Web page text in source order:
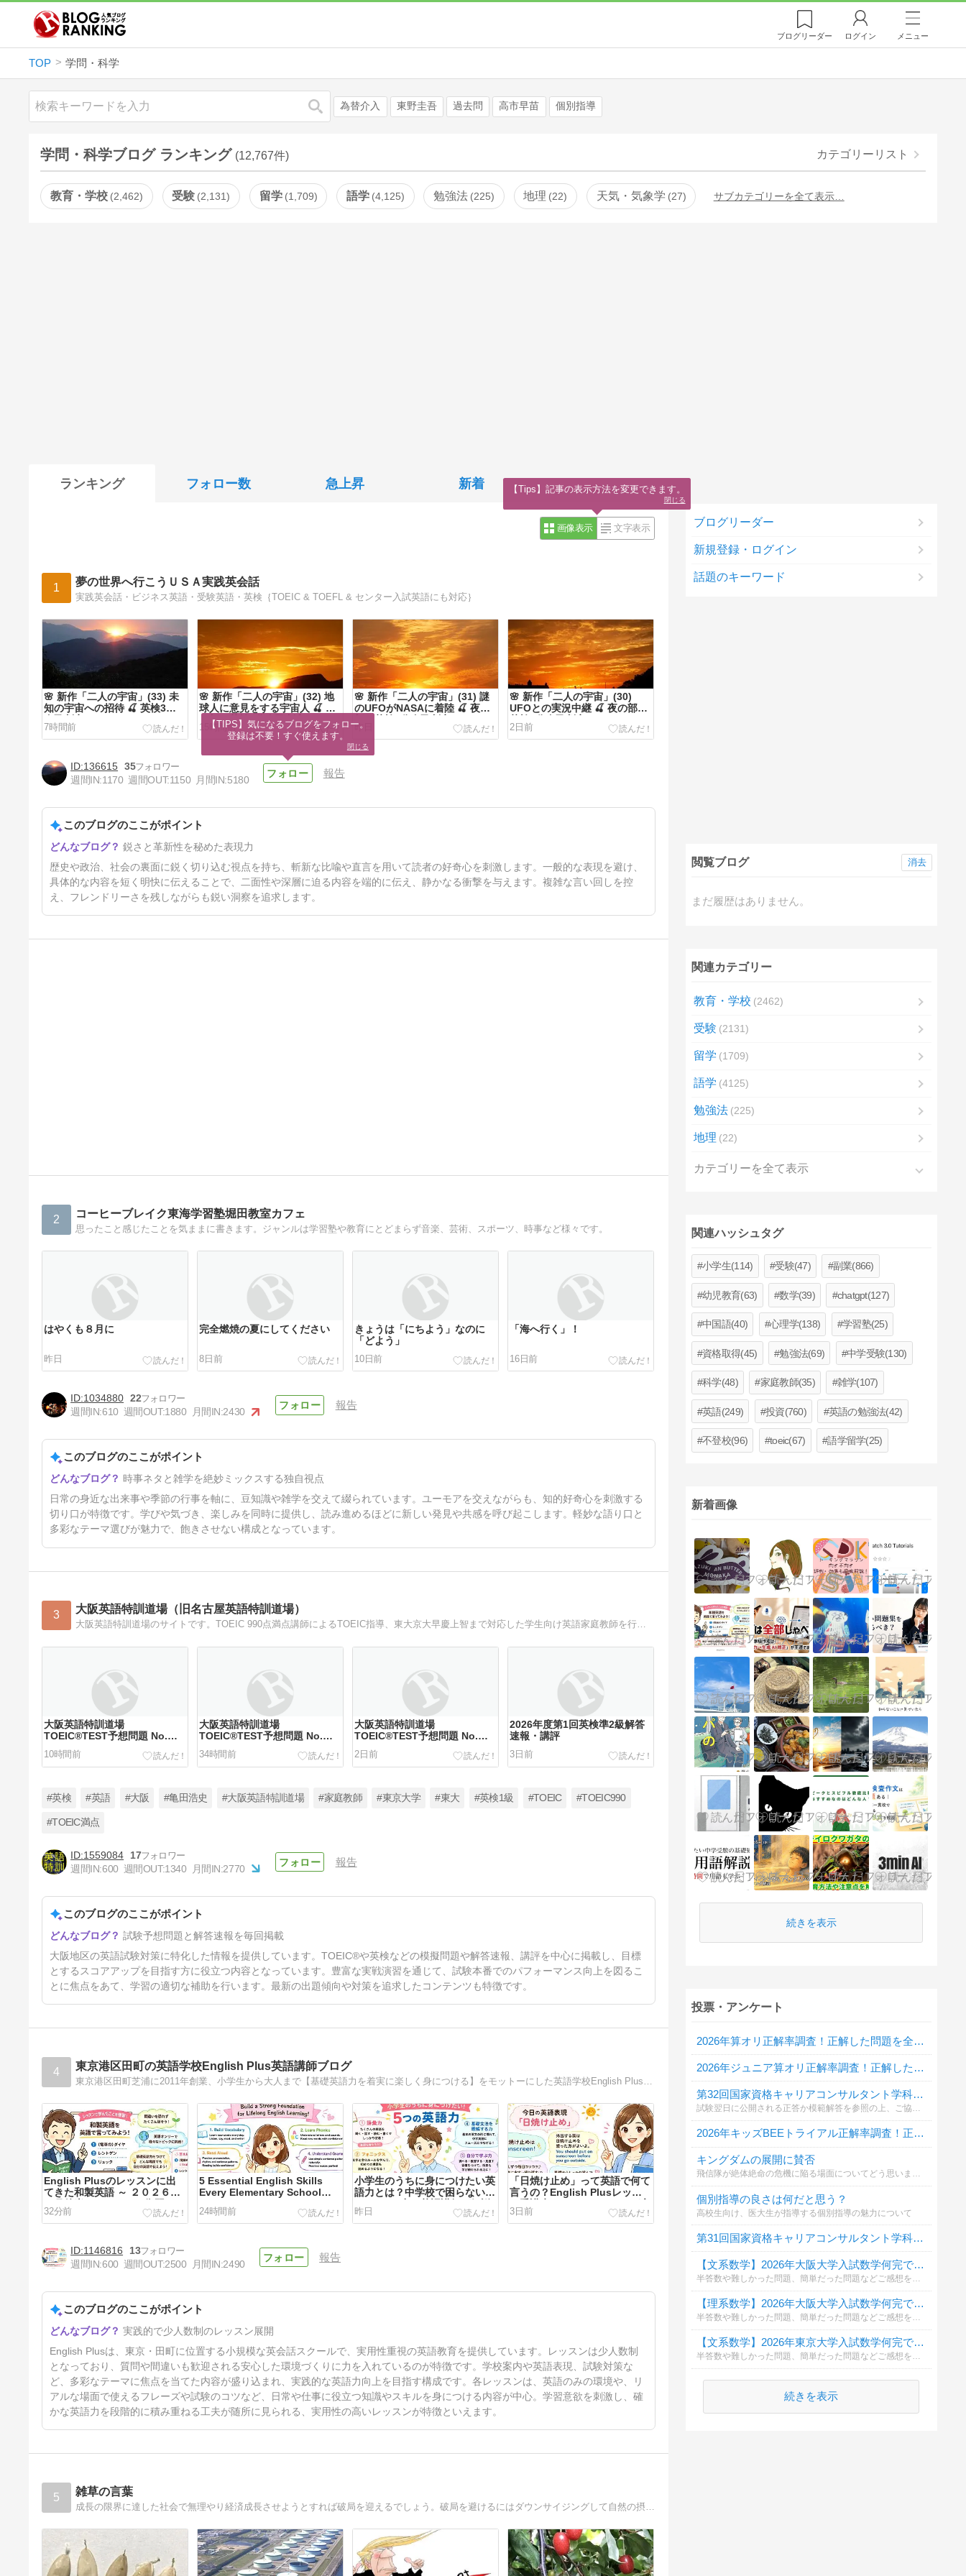
ブログリーダー ログイン メニュー
TOP 学問・科学
検索 為替介入 東野圭吾 過去問 高市早苗 個別指導
学問・科学ブログ ランキング (12,767件) カテゴリーリスト
教育・学校 2,462 受験 2,131 留学 1,709 語学 4,125 勉強法 225 地理 22 天気・気象学 27 サブカテゴリーを全て表示…
ランキング フォロー数 急上昇 新着
画像表示 文字表示
1 夢の世界へ行こうＵＳＡ実践英会話
実践英会話・ビジネス英語・受験英語・英検｛TOEIC & TOEFL & センター入試英語にも対応｝
🌸 新作「二人の宇宙」(33) 未
知の宇宙への招待 🍒 英検3分
自己判定
7時間前
🌸 新作「二人の宇宙」(32) 地
球人に意見をする宇宙人 🍒 夜
の部・英検3分自己判定
15時間前
🌸 新作「二人の宇宙」(31) 謎
のUFOがNASAに着陸 🍒 夜の
昨日
🌸 新作「二人の宇宙」(30)
UFOとの実況中継 🍒 夜の部・
英検3分自己判定
2日前
🌸 新作「二人の宇宙」(29) 地
球が大パニック 🍒 夜の部・英
3日前
136615 35
週間IN:1170 週間OUT:1150 月間IN:5180
報告
このブログのここがポイント
鋭さと革新性を秘めた表現力
歴史や政治、社会の裏面に鋭く切り込む視点を持ち、斬新な比喩や直言を用いて読者の好奇心を刺激します。一般的な表現を避け、
具体的な内容を短く明快に伝えることで、二面性や深層に迫る内容を端的に伝え、静かなる衝撃を与えます。複雑な言い回しを控
え、フレンドリーさを残しながらも鋭い洞察を追求します。
2 コーヒーブレイク東海学習塾堀田教室カフェ
思ったこと感じたことを気ままに書きます。ジャンルは学習塾や教育にとどまらず音楽、芸術、スポーツ、時事など様々です。
はやくも８月に
昨日
完全燃焼の夏にしてください
8日前
きょうは「にちよう」なのに
「どよう」
10日前
「海へ行く」！
16日前
さあ、夏休みだ！
18日前
1034880 22
週間IN:610 週間OUT:1880 月間IN:2430
報告
このブログのここがポイント
時事ネタと雑学を絶妙ミックスする独自視点
日常の身近な出来事や季節の行事を軸に、豆知識や雑学を交えて綴られています。ユーモアを交えながらも、知的好奇心を刺激する
切り口が特徴です。学びや気づき、楽しみを同時に提供し、読み進めるほどに新しい発見や共感を呼び起こします。軽妙な語り口と
多彩なテーマ選びが魅力で、飽きさせない構成となっています。
3 大阪英語特訓道場（旧名古屋英語特訓道場）
大阪英語特訓道場
TOEIC®TEST予想問題 No.
710
10時間前
大阪英語特訓道場
TOEIC®TEST予想問題 No.
709
34時間前
大阪英語特訓道場
TOEIC®TEST予想問題 No.
708
2日前
2026年度第1回英検準2級解答
速報・講評
3日前
大阪英語特訓道場
TOEIC®TEST予想問題 No.
#英検 #英語 #大阪 #亀田浩史 #大阪英語特訓道場 #家庭教師 #東京大学 #東大 #英検1級 #TOEIC #TOEIC990
#TOEIC満点
1559084
17
週間IN:600 週間OUT:1340 月間IN:2770
報告
このブログのここがポイント
試験予想問題と解答速報を毎回掲載
大阪地区の英語試験対策に特化した情報を提供しています。TOEIC®や英検などの模擬問題や解答速報、講評を中心に掲載し、目標
とするスコアアップを目指す方に役立つ内容となっています。豊富な実戦演習を通じて、試験本番でのパフォーマンス向上を図るこ
とに焦点をあて、学習の適切な補助を行います。最新の出題傾向や対策を追求したコンテンツも特徴です。
4 東京港区田町の英語学校English Plus英語講師ブログ
English Plusのレッスンに出
てきた和製英語 ～ ２０２６年
７月後半のレッスンの復習
32分前
5 Essential English Skills
Every Elementary School
Student Should Build
24時間前
小学生のうちに身につけたい英
語力とは？中学校で困らないた
めの5つの力を英語講師が解説
昨日
「日焼け止め」って英語で何て
言うの？English Plusレッス
ン受講生のレッスンでこれが言
いたかった「日焼け止め」の英
語表現 ２０２６年８月１週の
3日前
【2026年】English Plus 夏季
休業のお知らせ（田町・港区の
4日前
1146816
13
週間IN:600 週間OUT:2500 月間IN:2490
報告
このブログのここがポイント
実践的で少人数制のレッスン展開
English Plusは、東京・田町に位置する小規模な英会話スクールで、実用性重視の英語教育を提供しています。レッスンは少人数制
となっており、質問や間違いも歓迎される安心した環境づくりに力を入れているのが特徴です。学校案内や英語表現、試験対策な
ど、多彩なテーマに焦点を当てた内容が盛り込まれ、実践的な英語力向上を目指す構成です。各レッスンは、英語のみの環境や、リ
アルな場面で使えるフレーズや試験のコツなど、日常や仕事に役立つ知識やスキルを身につける内容が中心。学習意欲を刺激し、確
かな英語力を段階的に積み重ねる工夫が随所に見られる、実用性の高いレッスンが特徴といえます。
5 雑草の言葉
ブログリーダー
新規登録・ログイン
話題のキーワード
閲覧ブログ
まだ履歴はありません。
消去
関連カテゴリー
教育・学校 2462
受験 2131
留学 1709
語学 4125
勉強法 225
地理 22
カテゴリーを全て表示
関連ハッシュタグ
小学生(114) 受験(47) 副業(866)
幼児教育(63) 数学(39) chatgpt(127)
中国語(40) 心理学(138) 学習塾(25)
資格取得(45) 勉強法(69) 中学受験(130)
科学(48) 家庭教師(35) 雑学(107)
英語(249) 投資(760) 英語の勉強法(42)
不登校(96) toeic(67) 語学留学(25)
新着画像
続きを表示
投票・アンケート
2026年算オリ正解率調査！正解した問題を全て教えてください
2026年ジュニア算オリ正解率調査！正解した問題を全て教えてください
第32回国家資格キャリアコンサルタント学科試験自己採点投票
試験翌日に公開される正答か模範解答を参照の上、ご協力ください。
2026年キッズBEEトライアル正解率調査！正解した問題を全て教えてください
キングダムの展開に賛否
飛信隊が絶体絶命の危機に陥る場面についてどう思いますか？
個別指導の良さは何だと思う？
高校生向け、医大生が指導する個別指導の魅力について
第31回国家資格キャリアコンサルタント学科試験自己採点投票
【文系数学】2026年大阪大学入試数学何完できましたか？
半答数や難しかった問題、簡単だった問題などご感想をコメント欄に頂けると幸いです。
【理系数学】2026年大阪大学入試数学何完できましたか？
半答数や難しかった問題、簡単だった問題などご感想をコメント欄に頂けると幸いです。
【文系数学】2026年東京大学入試数学何完できましたか？
半答数や難しかった問題、簡単だった問題などご感想をコメント欄に頂けると幸いです。
続きを表示
【TIPS】気になるブログをフォロー。
登録は不要！すぐ使えます。
閉じる
【Tips】記事の表示方法を変更できます。
閉じる